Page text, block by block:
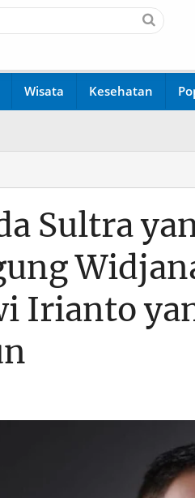
Wisata Kesehatan
Sultra
Irianto